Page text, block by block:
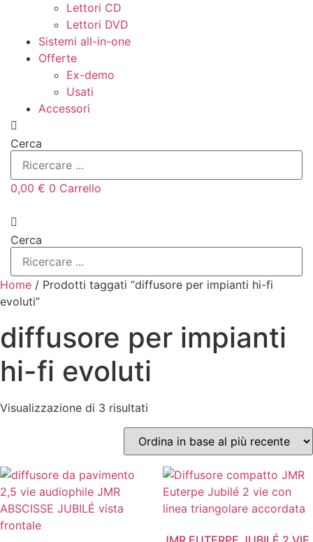
Lettori CD
Lettori DVD
Sistemi all-in-one
Offerte
Ex-demo
Usati
Accessori
Cerca
0,00 € 0 Carrello
Cerca
Home / Prodotti taggati “diffusore per impianti hi-fi
evoluti”
diffusore per impianti
hi-fi evoluti
Visualizzazione di 3 risultati
in
base
al
più
recente